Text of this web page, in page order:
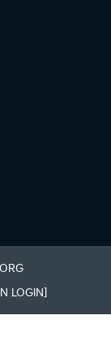
LOGIN]